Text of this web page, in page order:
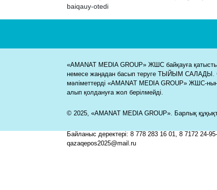
baiqauy-otedi
«AMANAT MEDIA GROUP» ЖШС байқауға қатысты
немесе жаңадан басып теруге ТЫЙЫМ САЛАДЫ.
мәліметтерді «AMANAT MEDIA GROUP» ЖШС-
алып қолдануға жол берілмейді.
© 2025, «AMANAT MEDIA GROUP». Барлық
Байланыс деректері: 8 778 283 16 01, 8 7172 24-
qazaqepos2025@mail.ru